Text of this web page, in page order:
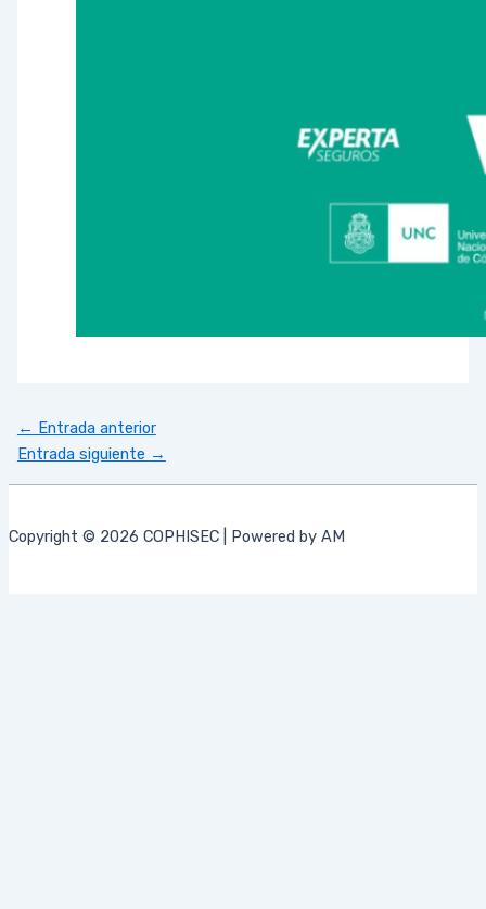
← Entrada anterior
Entrada siguiente →
Copyright © 2026 COPHISEC | Powered by AM